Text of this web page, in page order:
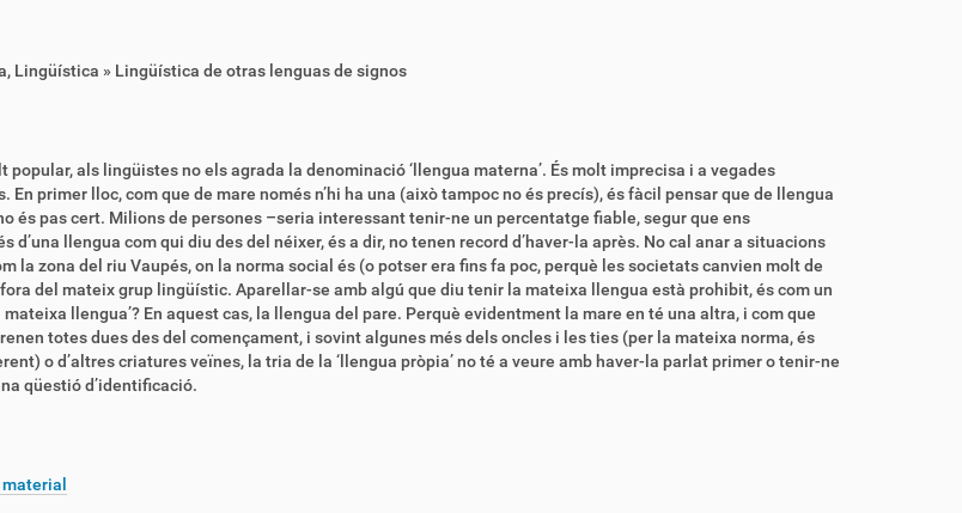
, Lingüística » Lingüística de otras lenguas de signos
popular, als lingüistes no els agrada la denominació ‘llengua materna’. És molt imprecisa i a vegades
En primer lloc, com que de mare només n’hi ha una (això tampoc no és precís), és fàcil pensar que de llengua
és pas cert. Milions de persones –seria interessant tenir-ne un percentatge fiable, segur que ens
d’una llengua com qui diu des del néixer, és a dir, no tenen record d’haver-la après. No cal anar a situacions
la zona del riu Vaupés, on la norma social és (o potser era fins fa poc, perquè les societats canvien molt de
del mateix grup lingüístic. Aparellar-se amb algú que diu tenir la mateixa llengua està prohibit, és com un
mateixa llengua’? En aquest cas, la llengua del pare. Perquè evidentment la mare en té una altra, i com que
totes dues des del començament, i sovint algunes més dels oncles i les ties (per la mateixa norma, és
o d’altres criatures veïnes, la tria de la ‘llengua pròpia’ no té a veure amb haver-la parlat primer o tenir-ne
qüestió d’identificació.